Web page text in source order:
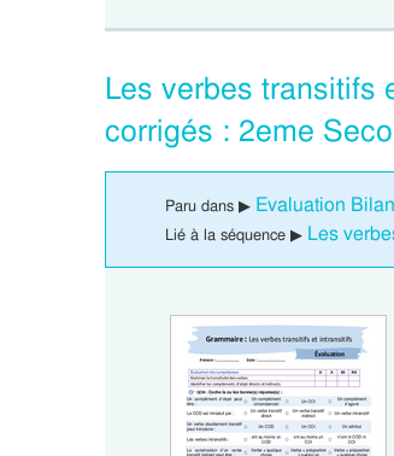
Les verbes transitifs
corrigés : 2eme
Paru dans ▶ Evaluation
Lié à la séquence ▶ Les